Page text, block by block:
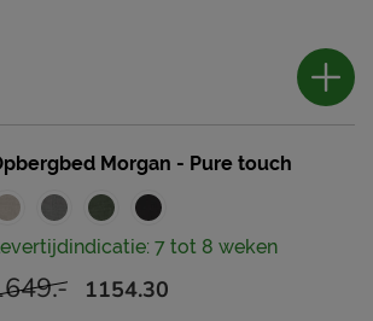
Morgan - Pure touch
7 tot 8 weken
1154.30